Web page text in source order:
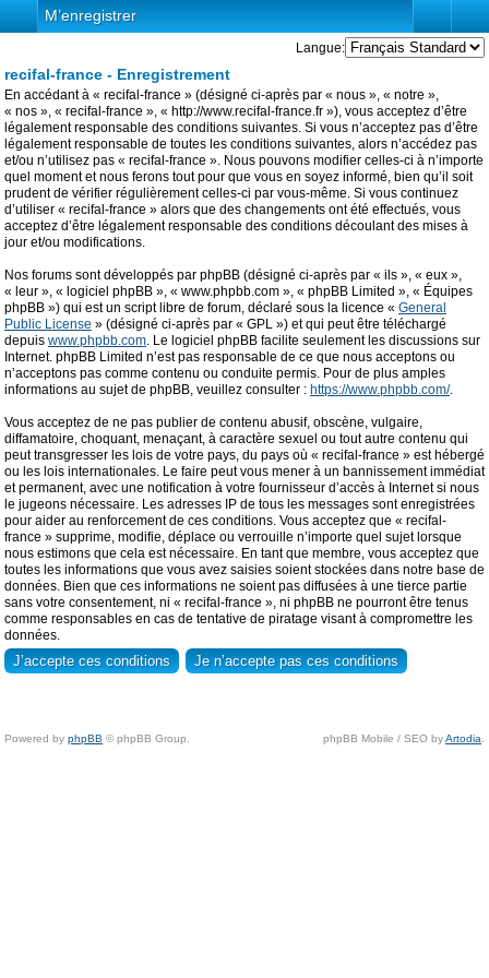
M’enregistrer
Langue:
recifal-france - Enregistrement
En accédant à « recifal-france » (désigné ci-après par « nous », « notre »,
« nos », « recifal-france », « http://www.recifal-france.fr »), vous acceptez d’être
légalement responsable des conditions suivantes. Si vous n’acceptez pas d’être
légalement responsable de toutes les conditions suivantes, alors n’accédez pas
et/ou n’utilisez pas « recifal-france ». Nous pouvons modifier celles-ci à n’importe
quel moment et nous ferons tout pour que vous en soyez informé, bien qu’il soit
prudent de vérifier régulièrement celles-ci par vous-même. Si vous continuez
d’utiliser « recifal-france » alors que des changements ont été effectués, vous
acceptez d’être légalement responsable des conditions découlant des mises à
jour et/ou modifications.
Nos forums sont développés par phpBB (désigné ci-après par « ils », « eux »,
« leur », « logiciel phpBB », « www.phpbb.com », « phpBB Limited », « Équipes
phpBB ») qui est un script libre de forum, déclaré sous la licence « General
Public License » (désigné ci-après par « GPL ») et qui peut être téléchargé
depuis www.phpbb.com. Le logiciel phpBB facilite seulement les discussions sur
Internet. phpBB Limited n’est pas responsable de ce que nous acceptons ou
n’acceptons pas comme contenu ou conduite permis. Pour de plus amples
informations au sujet de phpBB, veuillez consulter : https://www.phpbb.com/.
Vous acceptez de ne pas publier de contenu abusif, obscène, vulgaire,
diffamatoire, choquant, menaçant, à caractère sexuel ou tout autre contenu qui
peut transgresser les lois de votre pays, du pays où « recifal-france » est hébergé
ou les lois internationales. Le faire peut vous mener à un bannissement immédiat
et permanent, avec une notification à votre fournisseur d’accès à Internet si nous
le jugeons nécessaire. Les adresses IP de tous les messages sont enregistrées
pour aider au renforcement de ces conditions. Vous acceptez que « recifal-
france » supprime, modifie, déplace ou verrouille n’importe quel sujet lorsque
nous estimons que cela est nécessaire. En tant que membre, vous acceptez que
toutes les informations que vous avez saisies soient stockées dans notre base de
données. Bien que ces informations ne soient pas diffusées à une tierce partie
sans votre consentement, ni « recifal-france », ni phpBB ne pourront être tenus
comme responsables en cas de tentative de piratage visant à compromettre les
données.
Powered by phpBB © phpBB Group. phpBB Mobile / SEO byArtodia